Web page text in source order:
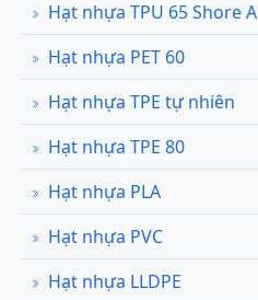
Hạt nhựa TPU 65 Shore A
Hạt nhựa PET 60
Hạt nhựa TPE tự nhiên
Hạt nhựa TPE 80
Hạt nhựa PLA
Hạt nhựa PVC
Hạt nhựa LLDPE